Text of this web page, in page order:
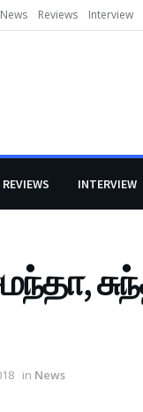
News Reviews Interview
REVIEWS INTERVIEW
in News